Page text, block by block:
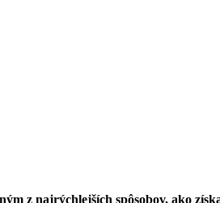
z najrýchlejších spôsobov, ako